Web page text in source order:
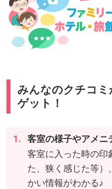
みんなのクチコ
ゲット！
客室の様子やアメニ
客室に入った時の印
た、狭く感じた等）
かい情報がわかる♪